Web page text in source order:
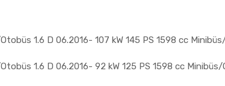
1.6 D 06.2016- 107 kW 145 PS 1598 cc
1.6 D 06.2016- 92 kW 125 PS 1598 cc